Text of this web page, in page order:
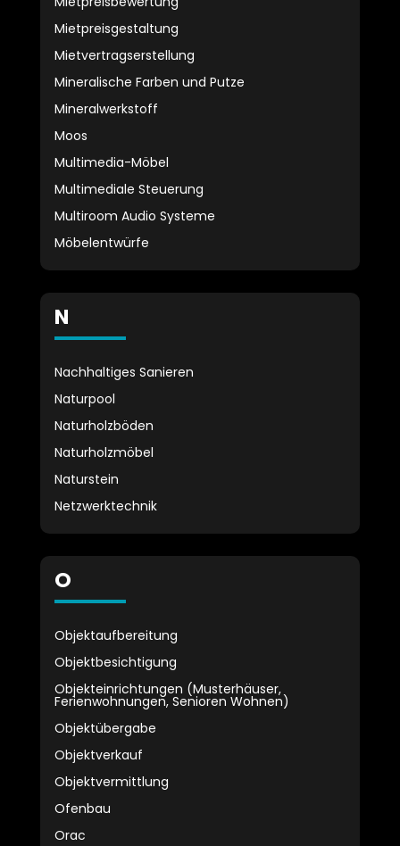
Mietpreisgestaltung
Mietvertragserstellung
Mineralische Farben und Putze
Mineralwerkstoff
Moos
Multimedia-Möbel
Multimediale Steuerung
Multiroom Audio Systeme
Möbelentwürfe
N
Nachhaltiges Sanieren
Naturpool
Naturholzböden
Naturholzmöbel
Naturstein
Netzwerktechnik
O
Objektaufbereitung
Objektbesichtigung
Objekteinrichtungen (Musterhäuser,
Ferienwohnungen, Senioren Wohnen)
Objektübergabe
Objektverkauf
Objektvermittlung
Ofenbau
Orac